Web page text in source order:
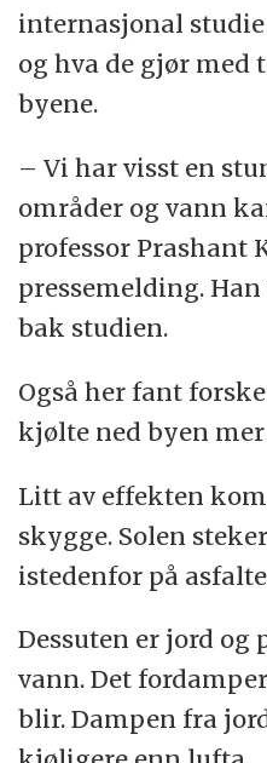
internasjonal
og hva de gjør med
byene.
– Vi har visst en
områder og vann
professor Prashant
pressemelding.
bak studien.
Også her fant
kjølte ned byen
Litt av effekten
skygge. Solen
istedenfor på
Dessuten er jord og
vann. Det
blir. Dampen fra